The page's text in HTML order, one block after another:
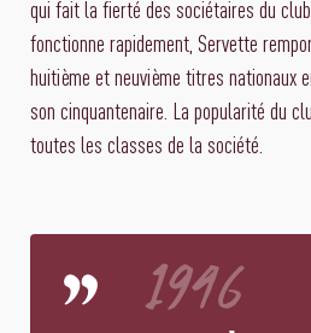
qui fait la fierté des sociétaires du
fonctionne rapidement, Servette
huitième et neuvième titres nationaux
son cinquantenaire. La popularité du
toutes les classes de la société.
1946